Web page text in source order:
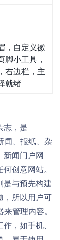
，自定义徽
脚小工具，
右边栏，主
就绪
志，是
闻、报纸、杂
新闻门户网
创意网站。
是与预先构建
，所以用户可
管理内容。
，如手机、